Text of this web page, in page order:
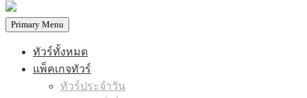
Primary Menu
ทัวร์ทั้งหมด
แพ็คเกจทัวร์
ทัวร์ประจำวัน